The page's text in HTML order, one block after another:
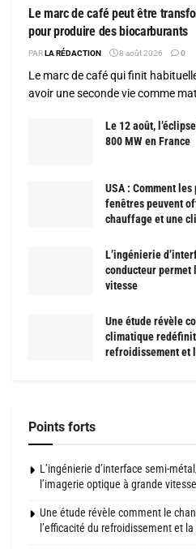
Le marc de café peut être
pour produire des biocarburants
PARLA RÉDACTION 8 août 2026 0
Le marc de café qui finit
avoir une seconde vie comme
Le 12 août,
800 MW en France
USA : Comment
fenêtres peuvent
chauffage et une
L’ingénierie
conducteur permet
vitesse
Une étude révèle
climatique redéfinit
refroidissement et
Points forts
L’ingénierie d’interface semi-
l’imagerie optique à grande vitesse
Une étude révèle comment le
l’efficacité du refroidissement et